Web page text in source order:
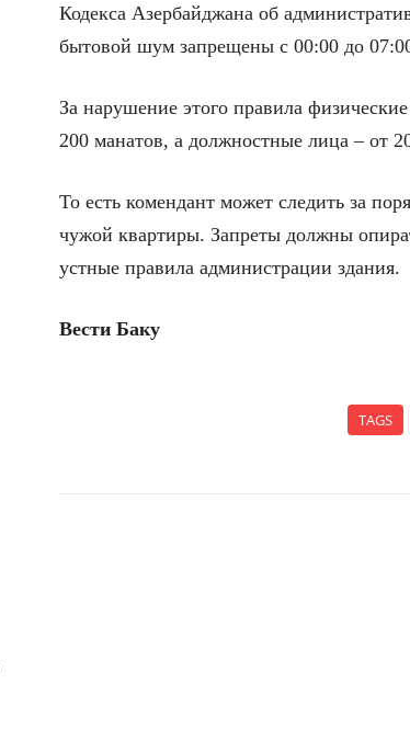
Кодекса Азербайджана об
бытовой шум запрещены с 00:00 до
За нарушение этого правила
200 манатов, а должностные лица – от
То есть комендант может следить за
чужой квартиры. Запреты должны
устные правила администрации здания.
Вести Баку
TAGS